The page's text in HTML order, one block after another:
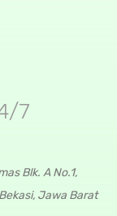
7
Blk. A No.1,
Jawa Barat